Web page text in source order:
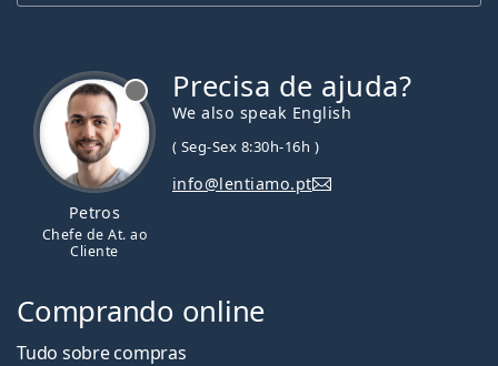
Petros
Chefe de At. ao
Cliente
Precisa de ajuda?
We also speak English
( Seg-Sex 8:30h-16h )
info@lentiamo.pt
Comprando online
Tudo sobre compras